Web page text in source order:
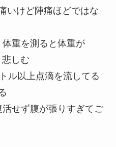
いけど陣痛ほどではな
重を測ると体重が
しむ
ル以上点滴を流してる
せず腹が張りすぎてご